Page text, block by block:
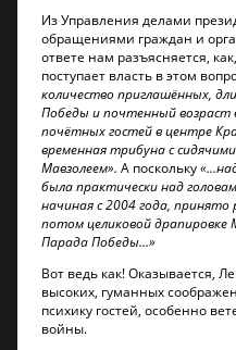
Из Управления делами
обращениями граждан и
ответе нам разъясняется,
поступает власть в этом
количество приглашённых,
Победы и почтенный возраст
почётных гостей в центре
временная трибуна с
Мавзолеем». А поскольку
была практически над
начиная с 2004 года,
потом целиковой драпировке
Парада Победы…»
Вот ведь как! Оказывается,
высоких, гуманных
психику гостей, особенно
войны.